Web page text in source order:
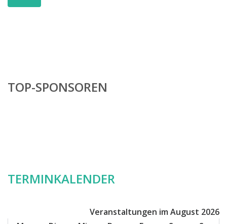
TOP-SPONSOREN
TERMINKALENDER
Veranstaltungen im August 2026